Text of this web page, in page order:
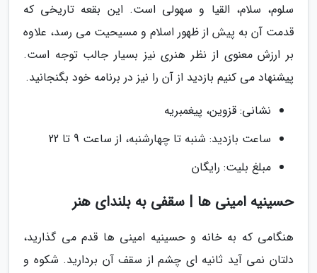
سلوم، سلام، القیا و سهولی است. این بقعه تاریخی که
قدمت آن به پیش از ظهور اسلام و مسیحیت می رسد، علاوه
بر ارزش معنوی از نظر هنری نیز بسیار جالب توجه است.
پیشنهاد می کنیم بازدید از آن را نیز در برنامه خود بگنجانید.
نشانی: قزوین، پیغمبریه
ساعت بازدید: شنبه تا چهارشنبه، از ساعت 9 تا 22
مبلغ بلیت: رایگان
حسینیه امینی ها | سقفی به بلندای هنر
هنگامی که به خانه و حسینیه امینی ها قدم می گذارید،
دلتان نمی آید ثانیه ای چشم از سقف آن بردارید. شکوه و